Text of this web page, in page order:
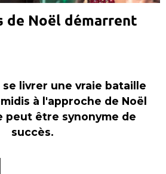
de Noël démarrent
se livrer une vraie bataille
à l'approche de Noël
peut être synonyme de
succès.